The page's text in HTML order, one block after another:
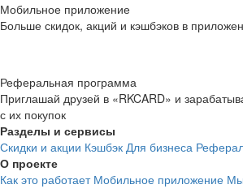
3.32%
cashback
Мобильное приложение
Больше скидок, акций и кэшбэков в
Реферальная программа
Приглашай друзей в «RKCARD» и
с их покупок
Разделы и сервисы
Скидки и акции Кэшбэк Для бизнеса
О проекте
Как это работает Мобильное приложение